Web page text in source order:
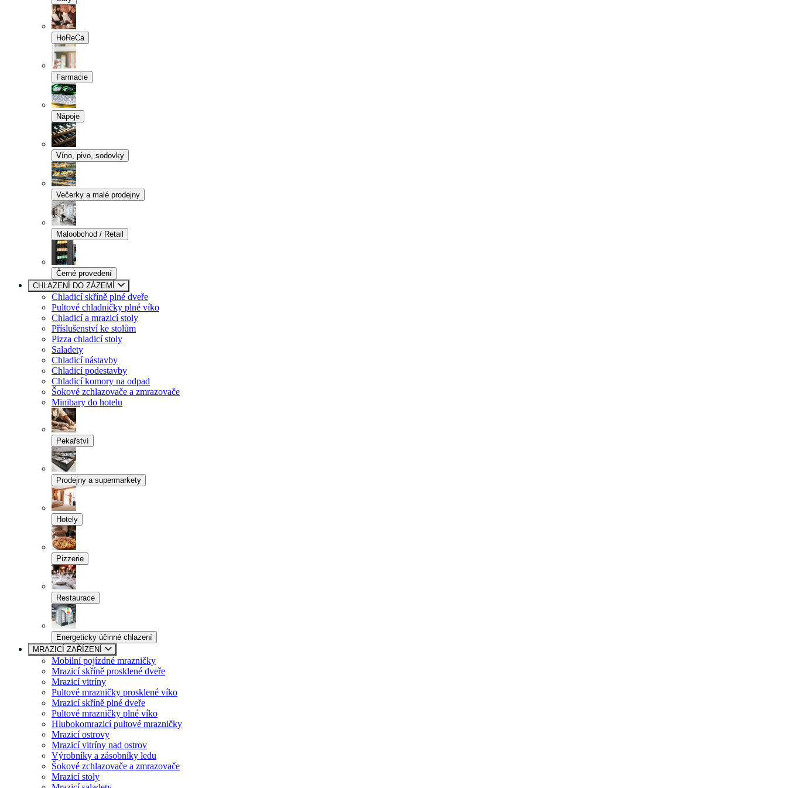
HoReCa
Farmacie
Nápoje
Víno, pivo, sodovky
Večerky a malé prodejny
Maloobchod / Retail
Černé provedení
CHLAZENÍ DO ZÁZEMÍ
Chladicí skříně plné dveře
Pultové chladničky plné víko
Chladicí a mrazicí stoly
Příslušenství ke stolům
Pizza chladicí stoly
Saladety
Chladicí nástavby
Chladicí podestavby
Chladicí komory na odpad
Šokové zchlazovače a zmrazovače
Minibary do hotelu
Pekařství
Prodejny a supermarkety
Hotely
Pizzerie
Restaurace
Energeticky účinné chlazení
MRAZICÍ ZAŘÍZENÍ
Mobilní pojízdné mrazničky
Mrazicí skříně prosklené dveře
Mrazicí vitríny
Pultové mrazničky prosklené víko
Mrazicí skříně plné dveře
Pultové mrazničky plné víko
Hlubokomrazicí pultové mrazničky
Mrazicí ostrovy
Mrazicí vitríny nad ostrov
Výrobníky a zásobníky ledu
Šokové zchlazovače a zmrazovače
Mrazicí stoly